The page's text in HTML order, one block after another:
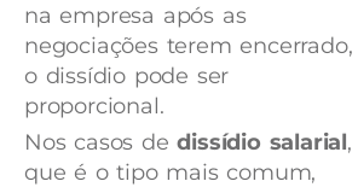
na empresa após as
negociações terem encerrado,
o dissídio pode ser
proporcional.
Nos casos de dissídio salarial,
que é o tipo mais comum,